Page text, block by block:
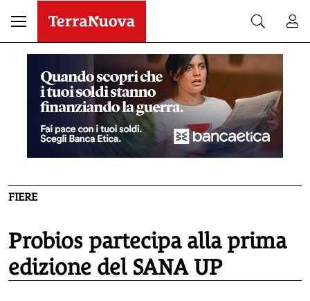
FIERE
Probios partecipa alla prima
edizione del SANA UP